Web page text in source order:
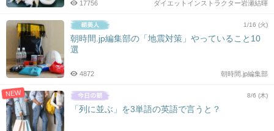
ダイエットインストラクター岩瀬結暉
17756
1/16 (火)
朝時間.jp編集部の「地震対策」やっていること10
選
朝時間.jp編集部
4872
NEW 8/6 (木)
「列に並ぶ」を3単語の英語で言うと？